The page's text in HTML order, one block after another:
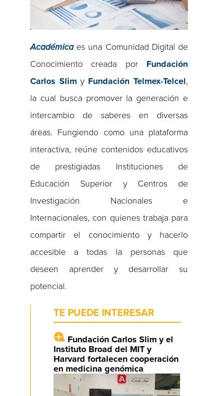
Académicaes una Comunidad Digital de
Conocimiento creada por Fundación
Carlos Slimy Fundación Telmex-Telcel,
la cual busca promover la generación e
intercambio de saberes en diversas
áreas. Fungiendo como una plataforma
interactiva, reúne contenidos educativos
de prestigiadas Instituciones de
Educación Superior y Centros de
Investigación Nacionales e
Internacionales, con quienes trabaja para
compartir el conocimiento y hacerlo
accesible a todas la personas que
deseen aprender y desarrollar su
potencial.
TE PUEDE INTERESAR
Fundación Carlos Slim y el
Instituto Broad del MIT y
Harvard fortalecen cooperación
en medicina genómica